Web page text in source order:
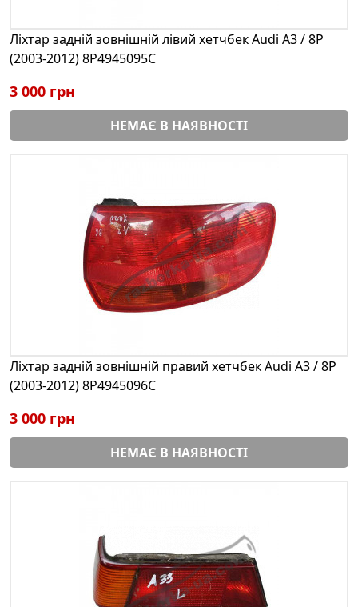
Ліхтар задній зовнішній лівий хетчбек Audi A3 / 8P
(2003-2012) 8P4945095C
3 000 грн
НЕМАЄ В НАЯВНОСТІ
Ліхтар задній зовнішній правий хетчбек Audi A3 / 8P
(2003-2012) 8P4945096C
3 000 грн
НЕМАЄ В НАЯВНОСТІ